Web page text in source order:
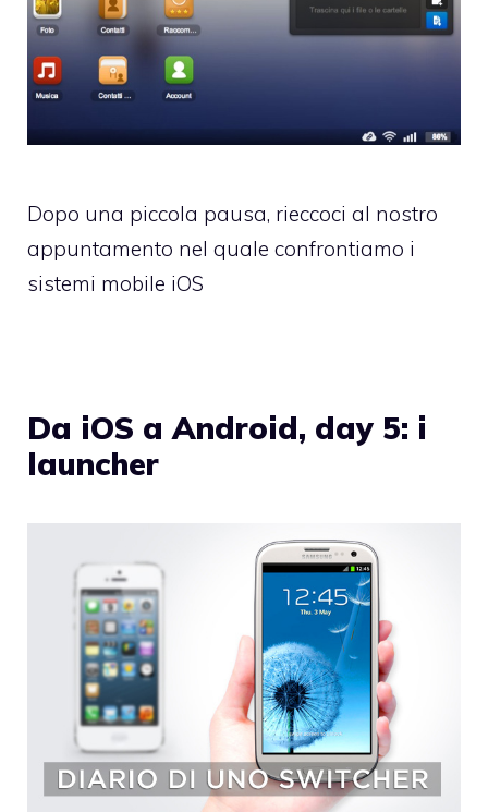
Dopo una piccola pausa, rieccoci al nostro
appuntamento nel quale confrontiamo i
sistemi mobile iOS
Da iOS a Android, day 5: i
launcher